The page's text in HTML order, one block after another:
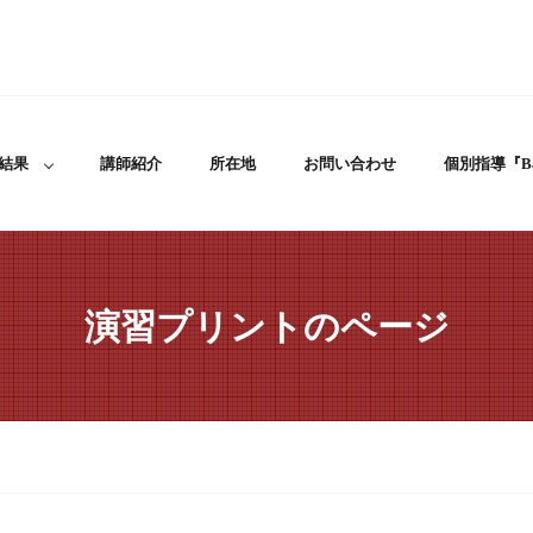
果 講師紹介 所在地 お問い合わせ 個別指導『
演習プリントのページ